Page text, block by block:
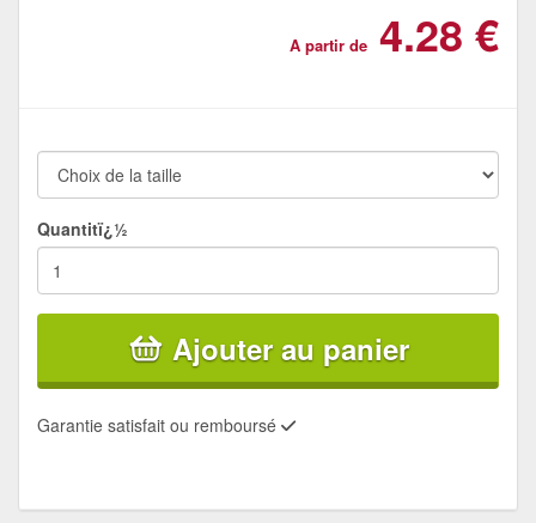
A partir de 4.28 €
Quantitï¿½
Ajouter au panier
Garantie satisfait ou remboursé